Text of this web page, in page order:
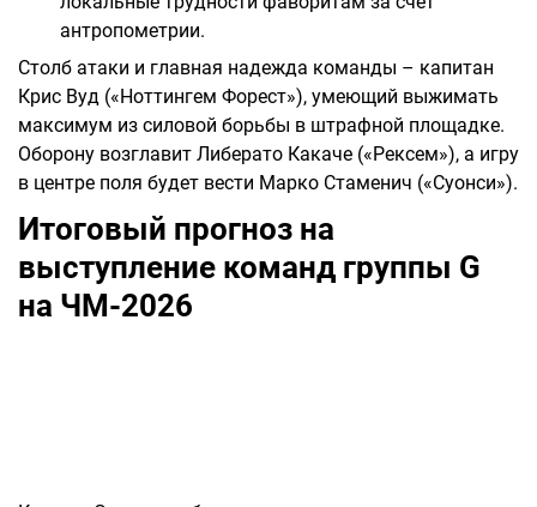
антропометрии.
Столб атаки и главная надежда команды – капитан
Крис Вуд («Ноттингем Форест»), умеющий выжимать
максимум из силовой борьбы в штрафной площадке.
Оборону возглавит Либерато Какаче («Рексем»), а игру
в центре поля будет вести Марко Стаменич («Суонси»).
Итоговый прогноз на
выступление команд группы G
на ЧМ-2026